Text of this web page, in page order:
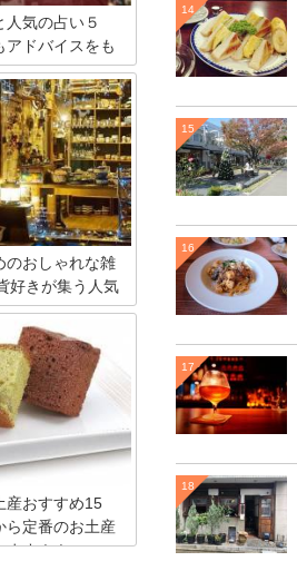
人気の占い５
アドバイスをも
に・・悩みが尽き
イスが欲しい！気
旅先の占いの館に
いものです。そこ
古屋で地元の人も当
占いの館を5つピッ
。
のおしゃれな雑
好きが集う人気
名古屋にはコアな
人気の雑貨屋がた
イストがお好みで
いのが好き？キッ
や、珍しい食器が
ンティーク品が並ぶ
など、おすすめを
古屋で雑貨屋めぐ
産おすすめ15
ら定番のお土産
ます！！
14
15
16
17
18